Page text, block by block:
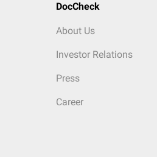
DocCheck
About Us
Investor Relations
Press
Career